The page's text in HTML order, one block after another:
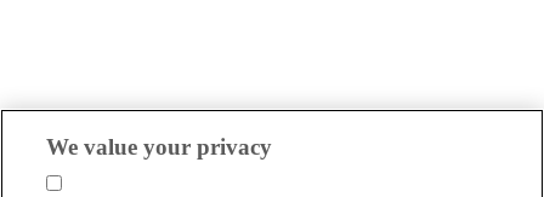
We value your privacy